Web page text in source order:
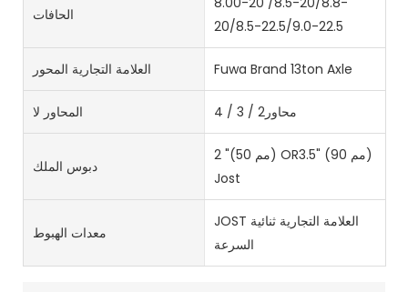
الحافات
20/8.5-22.5/9.0-22.5
العلامة التجارية المحور Fuwa Brand 13ton Axle
المحاور لا محاور2 / 3 / 4
دبوس الملك
2 "(50 مم) OR3.5" (90 مم)
Jost
معدات الهبوط
JOST العلامة التجارية ثنائية
السرعة